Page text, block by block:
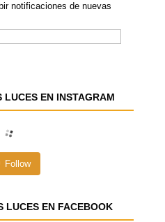
notificaciones de nuevas
LUCES EN INSTAGRAM
Follow
LUCES EN FACEBOOK